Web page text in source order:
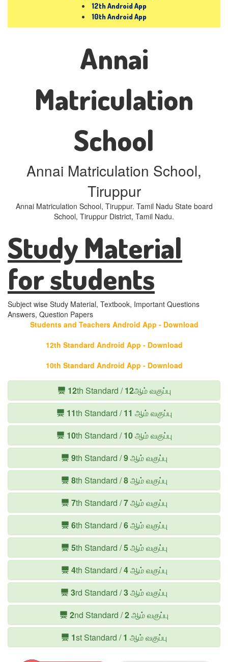
12th Android App
10th Android App
Annai
Matriculation
School
Annai Matriculation School,
Tiruppur
Annai Matriculation School, Tiruppur. Tamil Nadu State board
School, Tiruppur District, Tamil Nadu.
Study Material
for students
Subject wise Study Material, Textbook, Important Questions
Answers, Question Papers
Students and Teachers Android App - Download
12th Standard Android App - Download
10th Standard Android App - Download
12th Standard /12ஆம் வகுப்பு
11th Standard /11 ஆம் வகுப்பு
10th Standard /10ஆம் வகுப்பு
9th Standard /9ஆம் வகுப்பு
8th Standard /8ஆம் வகுப்பு
7th Standard /7ஆம் வகுப்பு
6th Standard /6ஆம் வகுப்பு
5th Standard /5ஆம் வகுப்பு
4th Standard /4ஆம் வகுப்பு
3rd Standard /3ஆம் வகுப்பு
2nd Standard /2ஆம் வகுப்பு
1st Standard /1 ஆம் வகுப்பு